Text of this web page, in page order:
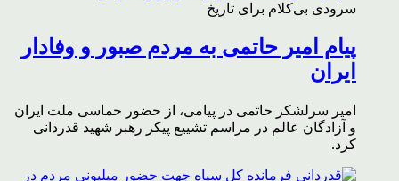
سرودی بی‌کلام برای تاریخ
پیام امیر حاتمی به مردم صبور و وفادار
ایران
امیر سرلشکر حاتمی در پیامی، از حضور حماسی ملت ایران
و آزادگان عالم در مراسم تشییع پیکر رهبر شهید قدردانی
کرد.